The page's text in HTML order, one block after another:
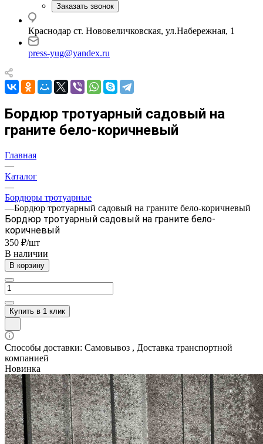
Заказать звонок
Краснодар ст. Нововеличковская, ул.Набережная, 1
press-yug@yandex.ru
Бордюр тротуарный садовый на
граните бело-коричневый
Главная
—
Каталог
—
Бордюры тротуарные
—Бордюр тротуарный садовый на граните бело-коричневый
Бордюр тротуарный садовый на граните бело-
коричневый
350 ₽/шт
В наличии
В корзину
Купить в 1 клик
Способы доставки: Самовывоз , Доставка транспортной
компанией
Новинка